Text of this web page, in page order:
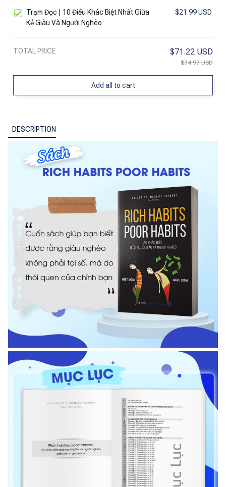
Trạm Đọc | 10 Điều Khác Biệt Nhất Giữa
Kẻ Giàu Và Người Nghèo
$21.99 USD
TOTAL PRICE $71.22 USD
$74.97 USD
Add all to cart
DESCRIPTION